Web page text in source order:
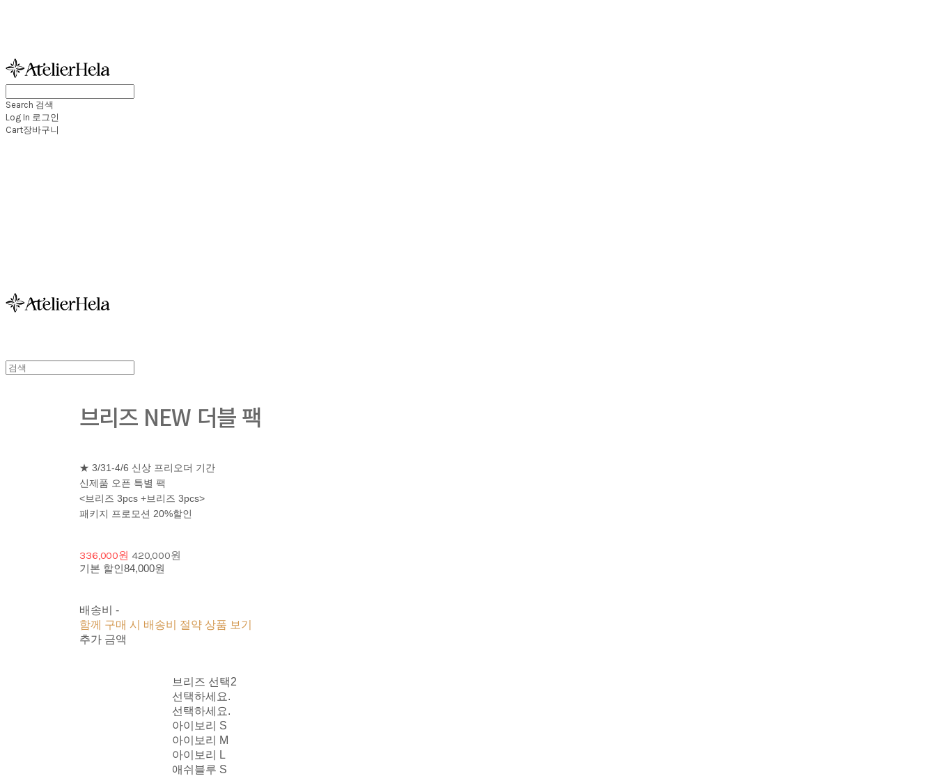
Search 검색
Log In 로그인
Cart장바구니
브리즈 NEW 더블 팩
★ 3/31-4/6 신상 프리오더 기간
신제품 오픈 특별 팩
<브리즈 3pcs +브리즈 3pcs>
패키지 프로모션 20%할인
336,000원 420,000원
기본 할인84,000원
배송비-
함께 구매 시 배송비 절약 상품 보기
추가 금액
브리즈 선택2
선택하세요.
선택하세요.
아이보리 S
아이보리 M
아이보리 L
애쉬블루 S